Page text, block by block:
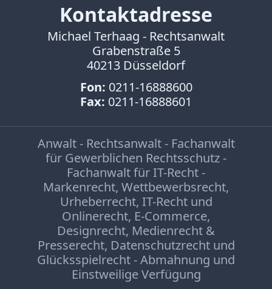
Kontaktadresse
Michael Terhaag - Rechtsanwalt
Grabenstraße 5
40213 Düsseldorf
Fon: 0211-16888600
Fax: 0211-16888601
Anwalt - Rechtsanwalt - Fachanwalt
für Gewerblichen Rechtsschutz -
Fachanwalt für IT-Recht -
Markenrecht, Wettbewerbsrecht,
Urheberrecht, IT-Recht und
Onlinerecht, E-Commerce,
Designrecht, Medienrecht &
Presserecht, Datenschutzrechtund
Glücksspielrecht-Abmahnung und
Einstweilige Verfügung